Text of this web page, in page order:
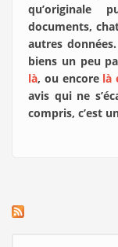
qu’originale
documents,
autres
biens un peu
là, ou encore là
avis qui ne
compris, c’est